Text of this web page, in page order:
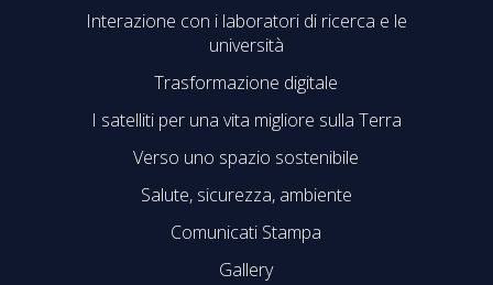
Interazione con i laboratori di ricerca e le
università
Trasformazione digitale
I satelliti per una vita migliore sulla Terra
Verso uno spazio sostenibile
Salute, sicurezza, ambiente
Comunicati Stampa
Gallery